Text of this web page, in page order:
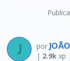
por
| 2.9kxp |